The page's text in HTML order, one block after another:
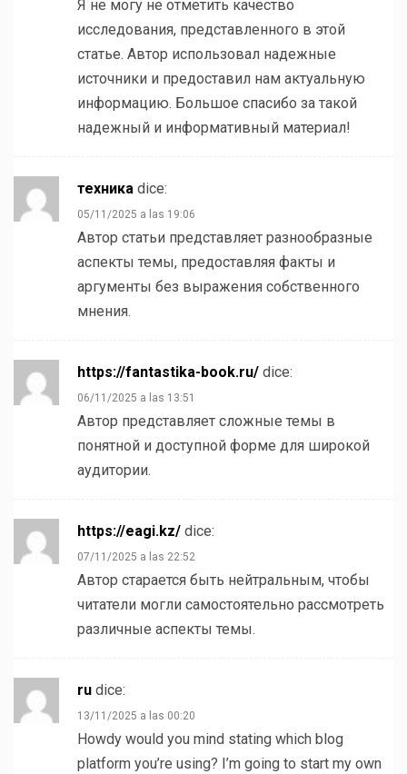
Я не могу не отметить качество
исследования, представленного в этой
статье. Автор использовал надежные
источники и предоставил нам актуальную
информацию. Большое спасибо за такой
надежный и информативный материал!
техника dice:
05/11/2025 a las 19:06
Автор статьи представляет разнообразные
аспекты темы, предоставляя факты и
аргументы без выражения собственного
мнения.
https://fantastika-book.ru/ dice:
06/11/2025 a las 13:51
Автор представляет сложные темы в
понятной и доступной форме для широкой
аудитории.
https://eagi.kz/ dice:
07/11/2025 a las 22:52
Автор старается быть нейтральным, чтобы
читатели могли самостоятельно рассмотреть
различные аспекты темы.
ru dice:
13/11/2025 a las 00:20
Howdy would you mind stating which blog
platform you’re using? I’m going to start my own